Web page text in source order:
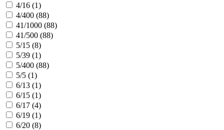
4/16 (1)
4/400 (88)
41/1000 (88)
41/500 (88)
5/15 (8)
5/39 (1)
5/400 (88)
5/5 (1)
6/13 (1)
6/15 (1)
6/17 (4)
6/19 (1)
6/20 (8)